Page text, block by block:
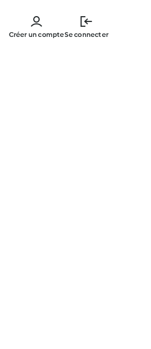
main
Créer un compteSe connecter